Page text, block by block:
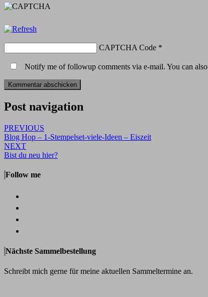
CAPTCHA Code *
Notify me of followup comments via e-mail. You can also
Post navigation
PREVIOUS
Blog Hop – 1-Stempelset-viele-Ideen – Eiszeit
NEXT
Bist du neu hier?
Follow me
Nächste Sammelbestellung
Schreibt mich gerne für meine aktuellen Sammeltermine an.